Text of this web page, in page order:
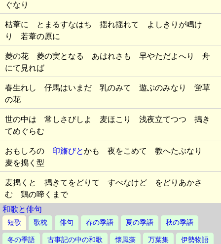
ぐなり
枯葦に とまるすなはち 揺れ揺れて よしきりが鳴け
り 若葦の原に
菱の花 菱の実となる あはれさも 早やただよへり 舟
にて見れば
春生れし 仔馬はいまだ 乳のみて 遊ぶのみなり 蛍草
の花
世の中は 常しさびしよ 麦ほこり 浅夜立てつつ 搗き
てめぐらむ
おもしろの 印旛びとかも 夜をこめて 教へたぶなり
麦を搗く型
麦搗くと 搗きてをどりて すべなけど をどりあかさ
む 鶏の啼くまで
和歌と俳句
短歌 歌枕 俳句 春の季語 夏の季語 秋の季語
冬の季語 古事記の中の和歌 懐風藻 万葉集 伊勢物語